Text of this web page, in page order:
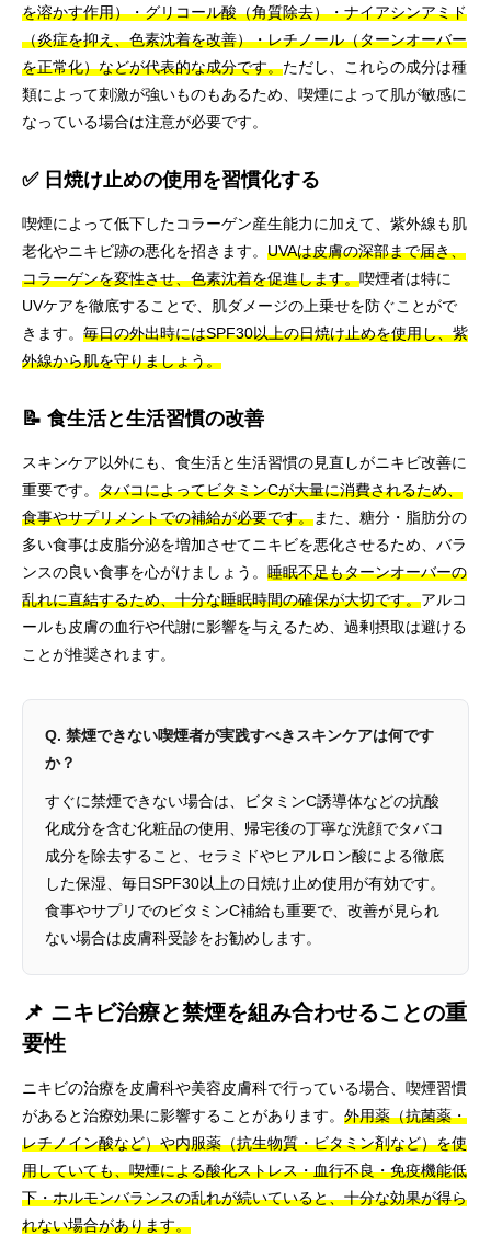
を溶かす作用）・グリコール酸（角質除去）・ナイアシンアミド
（炎症を抑え、色素沈着を改善）・レチノール（ターンオーバー
を正常化）などが代表的な成分です。ただし、これらの成分は種
類によって刺激が強いものもあるため、喫煙によって肌が敏感に
なっている場合は注意が必要です。
✅ 日焼け止めの使用を習慣化する
喫煙によって低下したコラーゲン産生能力に加えて、紫外線も肌
老化やニキビ跡の悪化を招きます。 UVAは皮膚の深部まで届き、
コラーゲンを変性させ、色素沈着を促進します。喫煙者は特に
UVケアを徹底することで、肌ダメージの上乗せを防ぐことがで
きます。 毎日の外出時にはSPF30以上の日焼け止めを使用し、紫
外線から肌を守りましょう。
📝 食生活と生活習慣の改善
スキンケア以外にも、食生活と生活習慣の見直しがニキビ改善に
重要です。 タバコによってビタミンCが大量に消費されるため、
食事やサプリメントでの補給が必要です。また、糖分・脂肪分の
多い食事は皮脂分泌を増加させてニキビを悪化させるため、バラ
ンスの良い食事を心がけましょう。 睡眠不足もターンオーバーの
乱れに直結するため、十分な睡眠時間の確保が大切です。アルコ
ールも皮膚の血行や代謝に影響を与えるため、過剰摂取は避ける
ことが推奨されます。
Q. 禁煙できない喫煙者が実践すべきスキンケアは何です
か？
すぐに禁煙できない場合は、ビタミンC誘導体などの抗酸
化成分を含む化粧品の使用、帰宅後の丁寧な洗顔でタバコ
成分を除去すること、セラミドやヒアルロン酸による徹底
した保湿、毎日SPF30以上の日焼け止め使用が有効です。
食事やサプリでのビタミンC補給も重要で、改善が見られ
ない場合は皮膚科受診をお勧めします。
📌 ニキビ治療と禁煙を組み合わせることの重
要性
ニキビの治療を皮膚科や美容皮膚科で行っている場合、喫煙習慣
があると治療効果に影響することがあります。 外用薬（抗菌薬・
レチノイン酸など）や内服薬（抗生物質・ビタミン剤など）を使
用していても、喫煙による酸化ストレス・血行不良・免疫機能低
下・ホルモンバランスの乱れが続いていると、十分な効果が得ら
れない場合があります。